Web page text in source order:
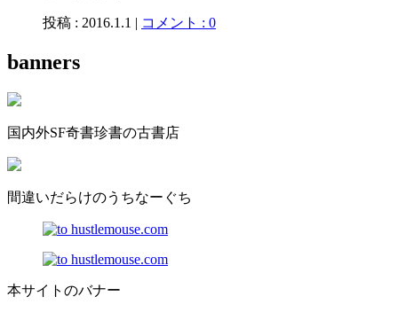
投稿 : 2016.1.1 | コメント : 0
banners
国内外SF奇書珍書の古書店
間違いだらけのうちなーぐち
本サイトのバナー